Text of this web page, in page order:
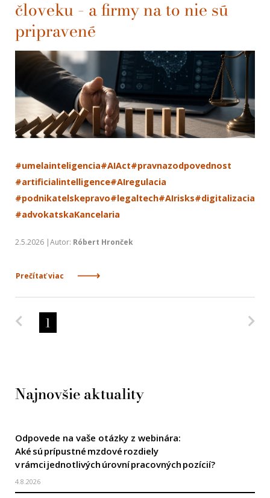
človeku – a firmy na to nie sú
pripravené
#umelainteligencia#AIAct#pravnazodpovednost
#artificialintelligence#AIregulacia
#podnikatelskepravo#legaltech#AIrisks#digitalizacia
#advokatskaKancelaria
2.5.2026 |Autor: Róbert Hronček
Prečítať viac
Predchádzajúca strana
1
Najnovšie aktuality
Odpovede na vaše otázky z webinára:
Aké sú prípustné mzdové rozdiely
v rámci jednotlivých úrovní pracovných pozícií?
4.8.2026